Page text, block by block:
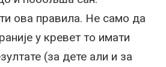
ова правила. Не само да
у кревет то имати
(за дете али и за